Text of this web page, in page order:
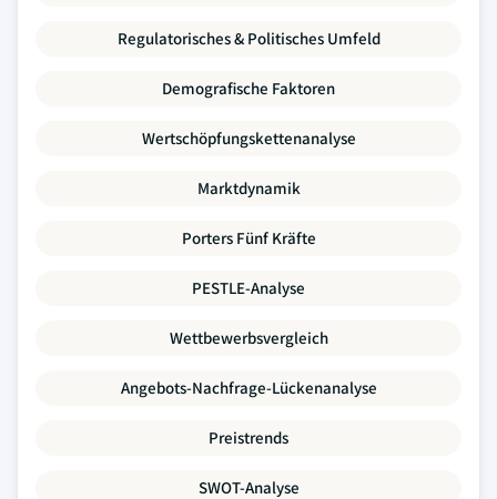
Regulatorisches & Politisches Umfeld
Demografische Faktoren
Wertschöpfungskettenanalyse
Marktdynamik
Porters Fünf Kräfte
PESTLE-Analyse
Wettbewerbsvergleich
Angebots-Nachfrage-Lückenanalyse
Preistrends
SWOT-Analyse